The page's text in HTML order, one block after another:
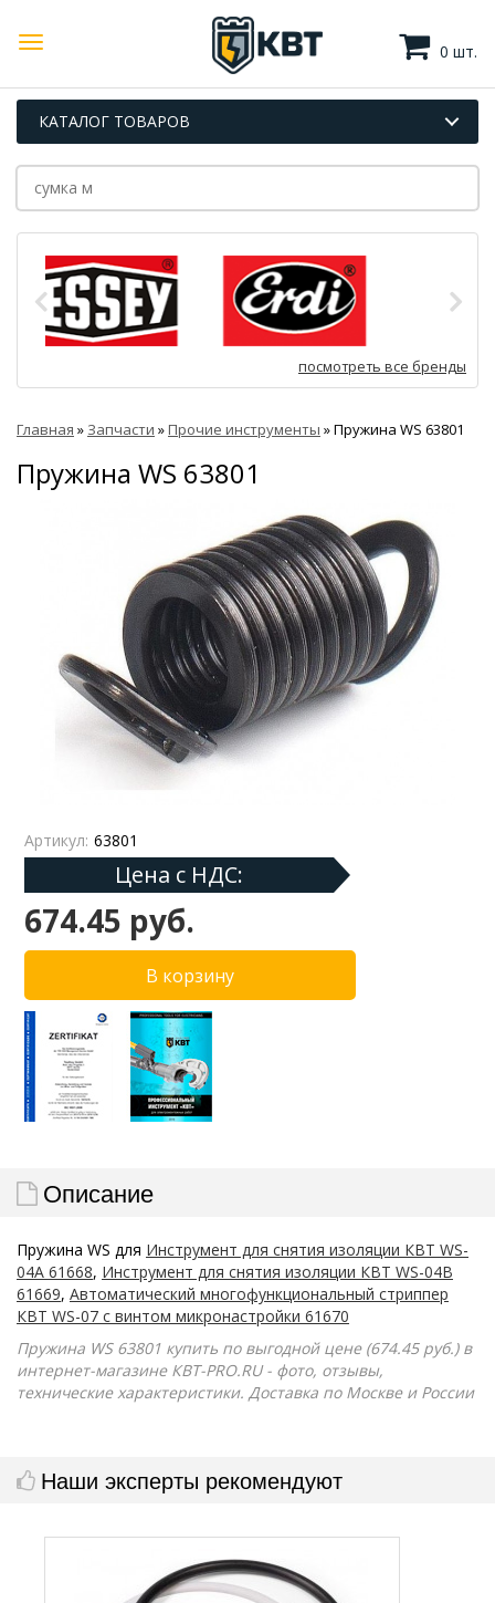
0 шт.
КАТАЛОГ ТОВАРОВ
посмотреть все бренды
Главная » Запчасти »Прочие инструменты »Пружина WS 63801
Пружина WS 63801
Артикул: 63801
Цена с НДС:
674.45 руб.
Описание
Пружина WS для Инструмент для снятия изоляции КВТ WS-
04А 61668, Инструмент для снятия изоляции КВТ WS-04B
61669, Автоматический многофункциональный стриппер
КВТ WS-07 с винтом микронастройки 61670
Пружина WS 63801 купить по выгодной цене (674.45 руб.) в
интернет-магазине КВТ-PRO.RU - фото, отзывы,
технические характеристики. Доставка по Москве и России
Наши эксперты рекомендуют